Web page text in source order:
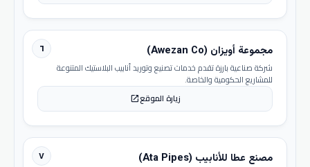
٦ مجموعة أويزان (Awezan Co)
شركة صناعية بارزة تقدم خدمات تصنيع وتوريد أنابيب البلاستيك المتنوعة
للمشاريع الحكومية والخاصة.
زيارة الموقعopen_in_new
٧ مصنع عطا للأنابيب (Ata Pipes)